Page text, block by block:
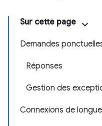
Sur cette page
Demandes
Réponses
Gestion des
Connexions de